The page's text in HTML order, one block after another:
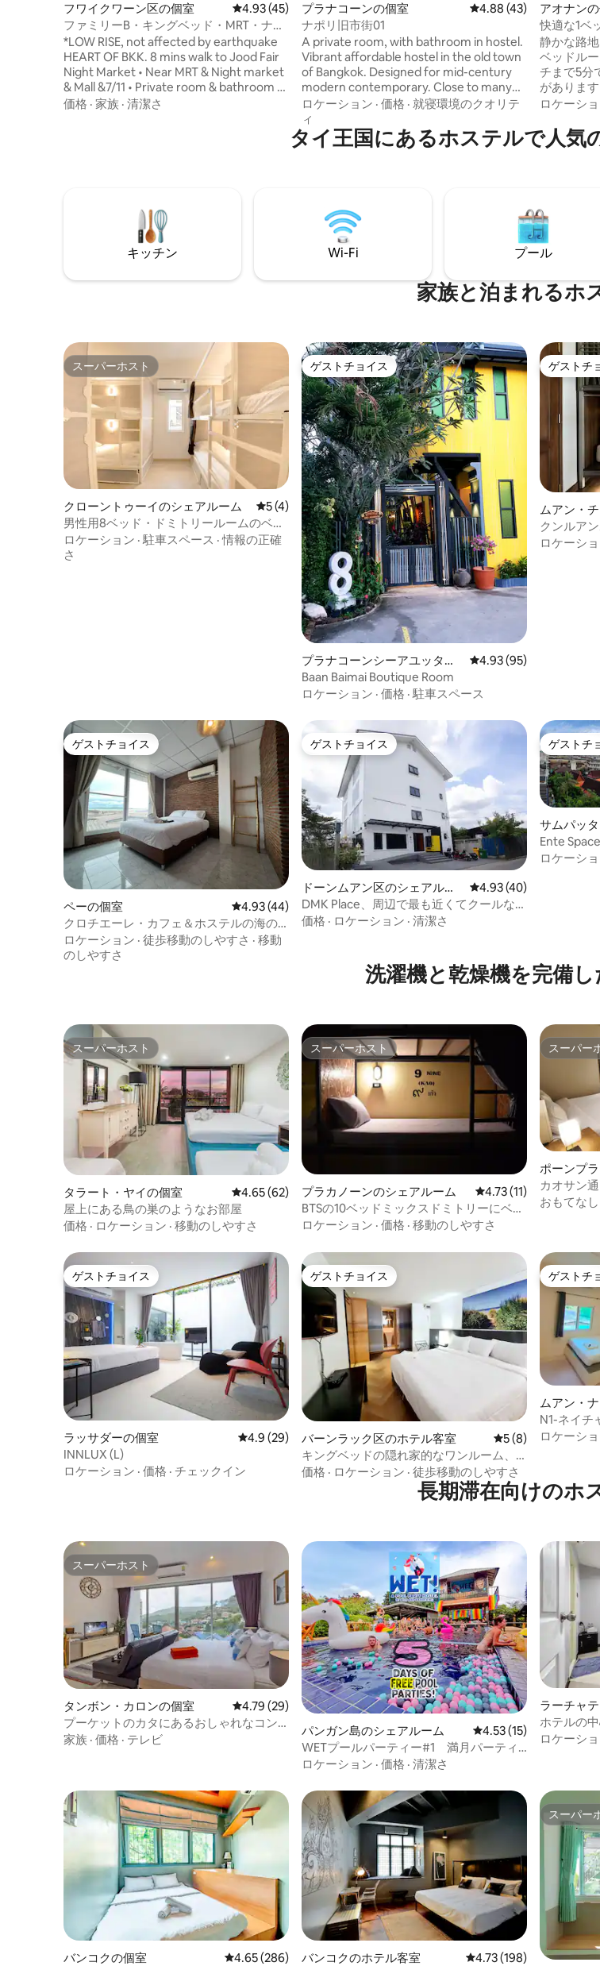
フワイクワーン区の個室 レビュー45件、5つ星中4.93つ星の平均評価
4.93 (45)
ファミリーB・キングベッド・MRT・ナイ
トマーケット・Netflix・毎日の清掃
*LOW RISE, not affected by earthquake
HEART OF BKK. 8 mins walk to Jood Fair
Night Market • Near MRT & Night market
& Mall &7/11 • Private room & bathroom •
Daily cleaning; Vacuum, Emptying trash
Toiletries, Pantry room. Making it ready
to be your cozy place away from home
価格 · 家族 · 清潔さ
プラナコーンの個室 レビュー43件、5つ星中
4.88 (43)
ナポリ旧市街01
A private room, with bathroom in hostel.
Vibrant affordable hostel in the old town
of Bangkok. Designed for mid-century
modern contemporary. Close to many
travel attraction, Grand palace , China
Town , Kao San Road etc, 15 mins walk
from Subway and surrounding by
delicious Thai local food. First floor with
together.
ロケーション · 価格 · 就寝環境のクオリテ
ィ
アオナン
快適な1ベ
4名様まで
静かな路
ベッドル
チまで5分
がありま
ドのある
あるリビ
には独自の
テーブル
ても有名
レブンま
オルもあり
ロケーシ
タイ王国にあるホステルで人気
キッチン Wi-Fi プール
家族と泊まれるホ
スーパーホスト
スーパーホスト
クローントゥーイのシェアルーム レビュー4件、5つ星中5つ星の平均評価
5 (4)
男性用8ベッド・ドミトリールームのベッ
ド
ロケーション · 駐車スペース ·情報の正確
さ
ゲストチョイス
ゲストチョイス
プラナコーンシーアユッタヤ
ー郡の個室
レビュー95件、5つ星中
4.93 (95)
Baan Baimai Boutique Room
ロケーション · 価格 ·駐車スペース
ゲストチ
ゲストチ
ムアン・
ルーム
クンルア
トリーの
ロケーシ
ゲストチョイス
ゲストチョイス
ペーの個室 レビュー44件、5つ星中4.93つ星の平均評価
4.93 (44)
クロチエーレ・カフェ＆ホステルの海の
眺め1
ロケーション · 徒歩移動のしやすさ · 移動
のしやすさ
ゲストチョイス
ゲストチョイス
ドーンムアン区のシェアルー
ム
レビュー40件、5つ星中
4.93 (40)
DMK Place、周辺で最も近くてクールな場
所
価格 · ロケーション · 清潔さ
ゲストチ
ゲストチ
サムパッ
Ente
- LEO 4 th
ロケーシ
洗濯機と乾燥機を完備
スーパーホスト
スーパーホスト
タラート・ヤイの個室 レビュー62件、5つ星中4.65つ星の平均評価
4.65 (62)
屋上にある鳥の巣のようなお部屋
価格 · ロケーション · 移動のしやすさ
スーパーホスト
スーパーホスト
プラカノーンのシェアルーム レビュー11件、5つ星
4.73 (11)
BTSの10ベッドミックスドミトリーにベッ
ド1台@スクンビット50
ロケーション · 価格 · 移動のしやすさ
スーパー
スーパー
ポーンプ
ー・パイ
カオサン
ドルーム
おもてなし
ゲストチョイス
ゲストチョイス
ラッサダーの個室 レビュー29件、5つ星中4.9つ星の平均評価
4.9 (29)
INNLUX (L)
ロケーション · 価格 · チェックイン
ゲストチョイス
ゲストチョイス
バーンラック区のホテル客室 レビュー8件、5つ
5 (8)
キングベッドの隠れ家的なワンルーム、
BTSタクシン駅から100m
価格 · ロケーション · 徒歩移動のしやすさ
ゲストチ
ゲストチ
ムアン・
ートの個室
N1-ネイチ
名様まで）
ロケーシ
長期滞在向けのホ
スーパーホスト
スーパーホスト
タンボン・カロンの個室 レビュー29件、5つ星中4.79つ星の平均評価
4.79 (29)
プーケットのカタにあるおしゃれなコン
ドミニアム
家族 · 価格 · テレビ
パンガン島のシェアルーム レビュー15件、5つ星
4.53 (15)
WETプールパーティー#1 満月パーティ
ーホステル（1ベッドあたり）
ロケーション · 価格 · 清潔さ
ラーチャ
ル客室
ホテルの
層階
ロケーシ
バンコクの個室 レビュー286件、5つ星中4.65つ星の平均評価
4.65 (286) バンコクのホテル客室 レビュー198件、5つ星
4.73 (198)
スーパー
スーパー